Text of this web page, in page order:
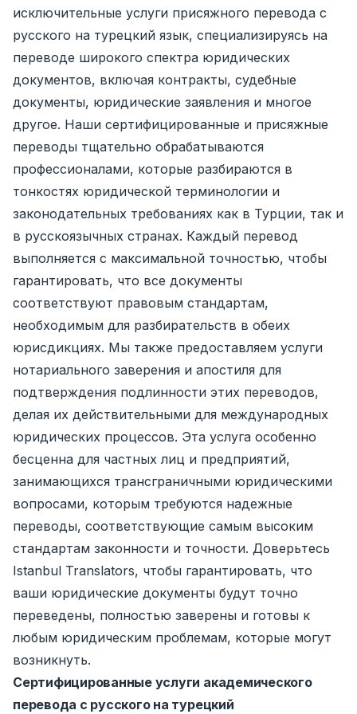
исключительные услуги присяжного перевода с
русского на турецкий язык, специализируясь на
переводе широкого спектра юридических
документов, включая контракты, судебные
документы, юридические заявления и многое
другое. Наши сертифицированные и присяжные
переводы тщательно обрабатываются
профессионалами, которые разбираются в
тонкостях юридической терминологии и
законодательных требованиях как в Турции, так и
в русскоязычных странах. Каждый перевод
выполняется с максимальной точностью, чтобы
гарантировать, что все документы
соответствуют правовым стандартам,
необходимым для разбирательств в обеих
юрисдикциях. Мы также предоставляем услуги
нотариального заверения и апостиля для
подтверждения подлинности этих переводов,
делая их действительными для международных
юридических процессов. Эта услуга особенно
бесценна для частных лиц и предприятий,
занимающихся трансграничными юридическими
вопросами, которым требуются надежные
переводы, соответствующие самым высоким
стандартам законности и точности. Доверьтесь
Istanbul Translators, чтобы гарантировать, что
ваши юридические документы будут точно
переведены, полностью заверены и готовы к
любым юридическим проблемам, которые могут
возникнуть.
Сертифицированные услуги академического
перевода с русского на турецкий